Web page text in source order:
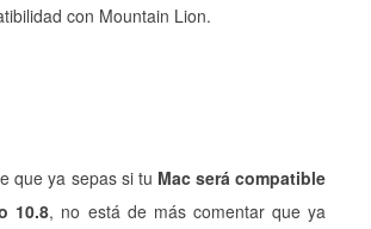
con Mountain Lion.
que ya sepas si tu Mac será compatible
10.8, no está de más comentar que ya